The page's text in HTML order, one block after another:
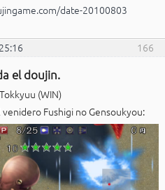
date-20100803
166
el doujin.
(WIN)
Fushigi no Gensoukyou: